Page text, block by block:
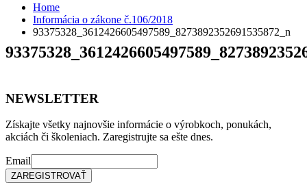
Home
Informácia o zákone č.106/2018
93375328_3612426605497589_8273892352691535872_n
NEWSLETTER
Získajte všetky najnovšie informácie o výrobkoch, ponukách,
akciách či školeniach. Zaregistrujte sa ešte dnes.
Email